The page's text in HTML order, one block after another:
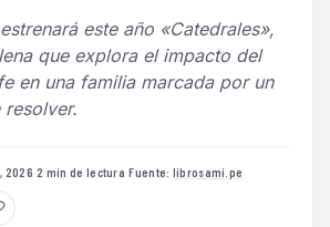
este año «Catedrales»,
que explora el impacto del
en una familia marcada por un
resolver.
2026·2 min de lectura·Fuente: librosami.pe